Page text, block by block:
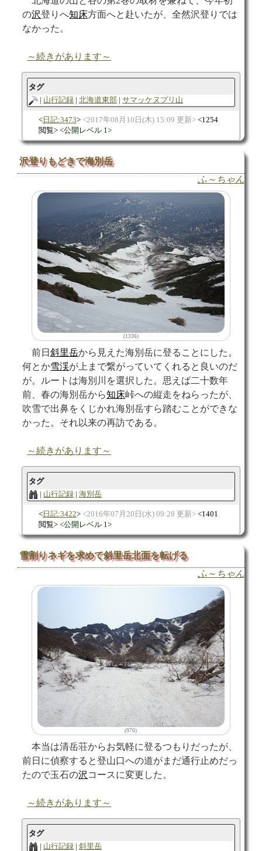
の沢登りへ知床方面へと赴いたが、全然沢登りでは
なかった。
～続きがあります～
タグ
山行記録
北海道東部 サマッケヌプリ山
日記:3473 2017年08月10日(木) 15:09 更新
1254
閲覧
公開レベル 1
沢登りもどきで海別岳
ふ～ちゃん
(1336)
前日斜里岳から見えた海別岳に登ることにした。
何とか雪渓が上まで繋がっていてくれると良いのだ
が。ルートは海別川を選択した。思えば二十数年
前、春の海別岳から知床峠への縦走をねらったが、
吹雪で出鼻をくじかれ海別岳すら踏むことができな
かった。それ以来の再訪である。
～続きがあります～
タグ
山行記録
海別岳
日記:3422 2016年07月20日(水) 09:28 更新
1401
閲覧
公開レベル 1
雪割りネギを求めて斜里岳北面を転げる
ふ～ちゃん
(970)
本当は清岳荘からお気軽に登るつもりだったが、
前日に偵察すると登山口への道がまだ通行止めだっ
たので玉石の沢 コースに変更した。
～続きがあります～
タグ
山行記録
斜里岳